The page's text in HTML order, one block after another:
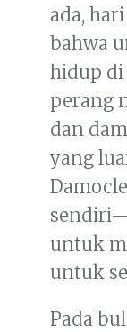
ada,
bahwa
hidup di
perang
dan
yang
untuk
untuk
Pada